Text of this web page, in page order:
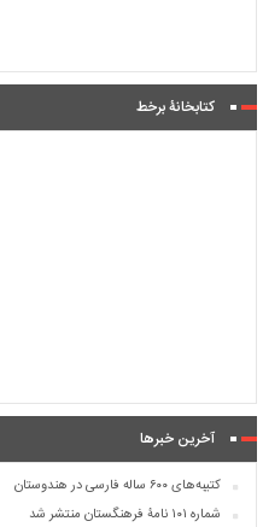
کتابخانۀ برخط
آخرین خبرها
کتیبه‌های ۶۰۰ ساله فارسی در هندوستان
شماره ۱۰۱ نامۀ فرهنگستان منتشر شد